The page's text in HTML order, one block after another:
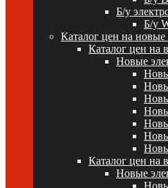
Б/у
Б/у
Каталог цен на новые
Каталог цен на
Новые
Каталог цен на
Новые